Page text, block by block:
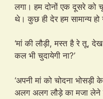
लगा। हम दोनों एक दूसरे
थे। कुछ ही देर हम सामान्य
‘मां की लौड़ी, मस्त है रे तू,
कल भी चुदायेगी ना?’
‘अपनी मां को चोदना
अलग अलग लौड़े का मजा लेने